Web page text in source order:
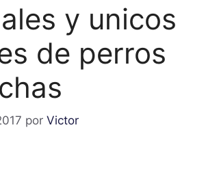
y unicos
de perros
por Victor